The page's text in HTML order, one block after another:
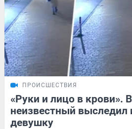
ПРОИСШЕСТВИЯ
«Руки и лицо в крови».
неизвестный выследил
девушку